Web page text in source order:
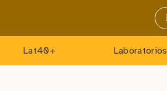
Lat40+ Laboratorios